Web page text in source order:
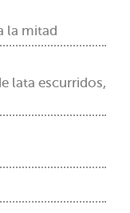
la mitad
lata escurridos,